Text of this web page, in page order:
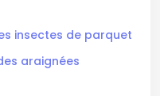
insectes de parquet
araignées